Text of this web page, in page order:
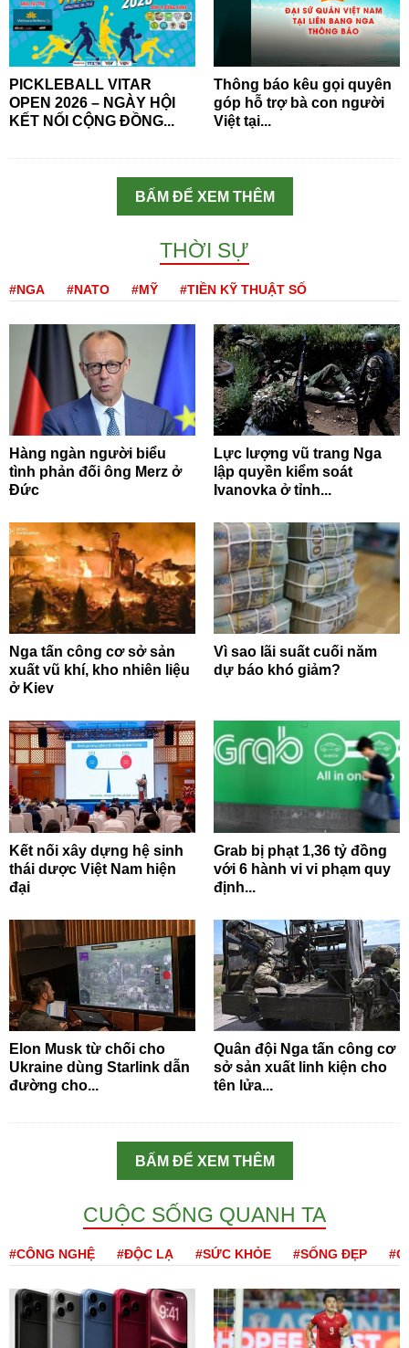
PICKLEBALL VITAR
OPEN 2026 – NGÀY HỘI
KẾT NỐI CỘNG ĐỒNG...
Thông báo kêu gọi quyên
góp hỗ trợ bà con người
Việt tại...
BẤM ĐỂ XEM THÊM
THỜI SỰ
#NGA #NATO #MỸ #TIỀN KỸ THUẬT SỐ
Hàng ngàn người biểu
tình phản đối ông Merz ở
Đức
Lực lượng vũ trang Nga
lập quyền kiểm soát
Ivanovka ở tỉnh...
Nga tấn công cơ sở sản
xuất vũ khí, kho nhiên liệu
ở Kiev
Vì sao lãi suất cuối năm
dự báo khó giảm?
Kết nối xây dựng hệ sinh
thái dược Việt Nam hiện
đại
Grab bị phạt 1,36 tỷ đồng
với 6 hành vi vi phạm quy
định...
Elon Musk từ chối cho
Ukraine dùng Starlink dẫn
đường cho...
Quân đội Nga tấn công cơ
sở sản xuất linh kiện cho
tên lửa...
BẤM ĐỂ XEM THÊM
CUỘC SỐNG QUANH TA
#CÔNG NGHỆ #ĐỘC LẠ #SỨC KHỎE #SỐNG ĐẸP